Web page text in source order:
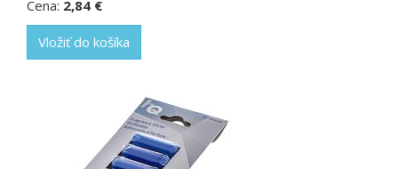
Cena: 2,84 €
Vložiť do košíka